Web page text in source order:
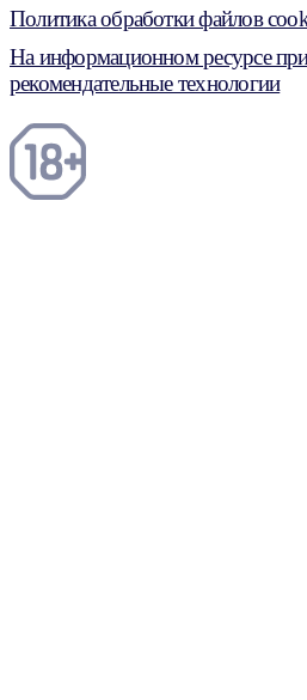
Политика обработки файлов
На информационном ресурсе
рекомендательные технологии